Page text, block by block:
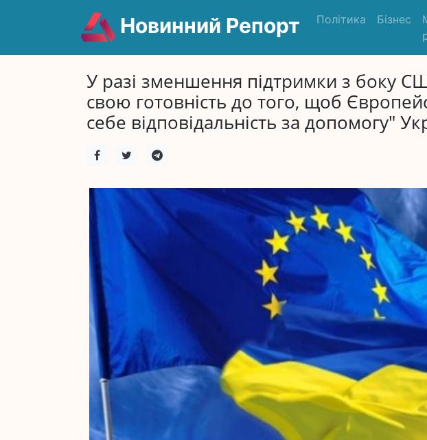
Новинний Репорт Політика Бізнес
У разі зменшення підтримки з боку
свою готовність до того, щоб
себе відповідальність за допомогу"